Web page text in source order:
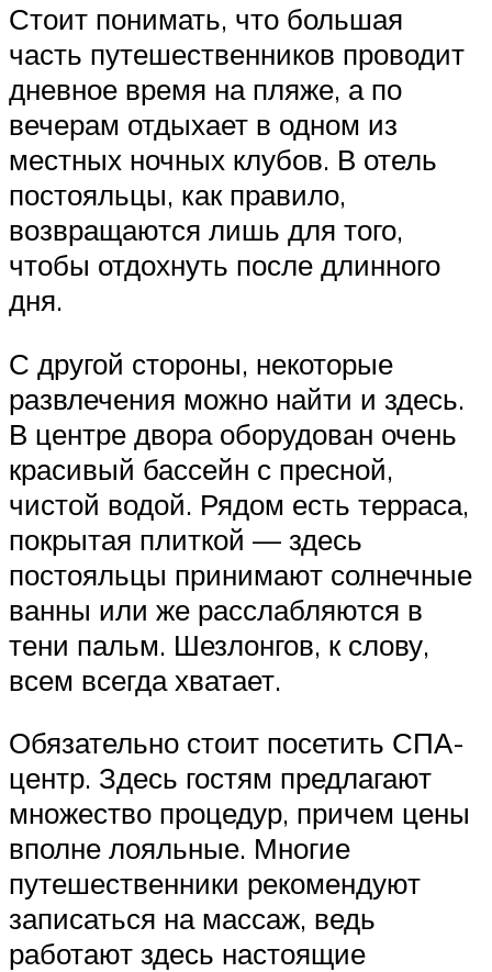
Стоит понимать, что большая
часть путешественников проводит
дневное время на пляже, а по
вечерам отдыхает в одном из
местных ночных клубов. В отель
постояльцы, как правило,
возвращаются лишь для того,
чтобы отдохнуть после длинного
дня.
С другой стороны, некоторые
развлечения можно найти и здесь.
В центре двора оборудован очень
красивый бассейн с пресной,
чистой водой. Рядом есть терраса,
покрытая плиткой — здесь
постояльцы принимают солнечные
ванны или же расслабляются в
тени пальм. Шезлонгов, к слову,
всем всегда хватает.
Обязательно стоит посетить СПА-
центр. Здесь гостям предлагают
множество процедур, причем цены
вполне лояльные. Многие
путешественники рекомендуют
записаться на массаж, ведь
работают здесь настоящие